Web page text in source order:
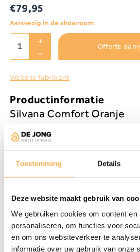
Toestemming Details
Deze website maakt gebruik van
We gebruiken cookies om content en
personaliseren, om functies voor
en om ons websiteverkeer te
informatie over uw gebruik van onze
€79,95
Aanwezig in de showroom
Offerte
Website fabrikant
Productinformatie
Silvana Comfort Oranje
De Silvana Comfort Oranje is het op
kussen uit de Silvana Comfort
en wanneer je niet al te groot van
kussen is gevuld met Suprelle® Fresh
synthetisch vezelbolletje. Door de
is het kussen nog beter vocht- en
De vulling is verdeeld over drie
iets zachter gevuld dan de zijvakken